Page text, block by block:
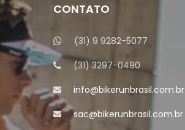
CONTATO
(31) 9 9282-5077
(31) 3297-0490
info@bikerunbrasil.com.br
sac@bikerunbrasil.com.br